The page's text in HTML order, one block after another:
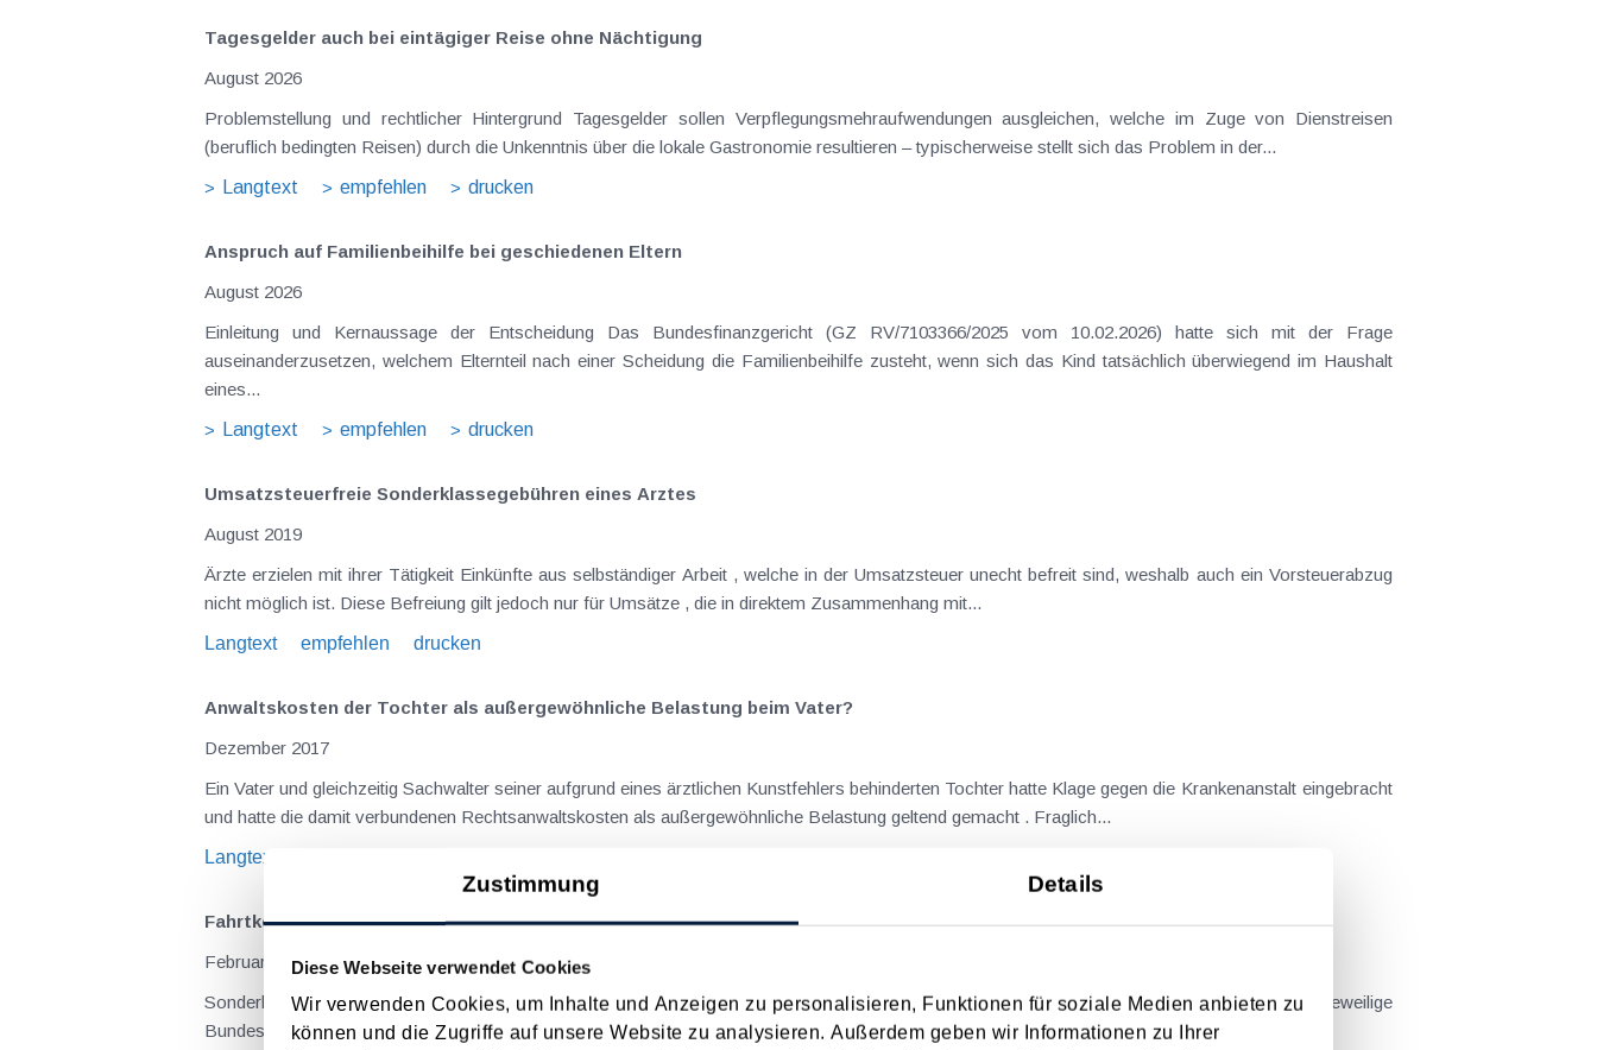
Zustimmung Details
Diese Webseite verwendet Cookies
Wir verwenden Cookies, um Inhalte und Anzeigen zu personalisieren, Funktionen für soziale Medien anbieten zu
können und die Zugriffe auf unsere Website zu analysieren. Außerdem geben wir Informationen zu Ihrer
Tagesgelder auch bei eintägiger Reise ohne Nächtigung
August 2026
Problemstellung und rechtlicher Hintergrund Tagesgelder sollen Verpflegungsmehraufwendungen ausgleichen, welche im Zuge von Dienstreisen
(beruflich bedingten Reisen) durch die Unkenntnis über die lokale Gastronomie resultieren – typischerweise stellt sich das Problem in der...
Langtext
empfehlen drucken
Anspruch auf Familienbeihilfe bei geschiedenen Eltern
August 2026
Einleitung und Kernaussage der Entscheidung Das Bundesfinanzgericht (GZ RV/7103366/2025 vom 10.02.2026) hatte sich mit der Frage
auseinanderzusetzen, welchem Elternteil nach einer Scheidung die Familienbeihilfe zusteht, wenn sich das Kind tatsächlich überwiegend im Haushalt
eines...
Langtext
empfehlen drucken
Umsatzsteuerfreie Sonderklassegebühren eines Arztes
August 2019
Ärzte erzielen mit ihrer Tätigkeit Einkünfte aus selbständiger Arbeit , welche in der Umsatzsteuer unecht befreit sind, weshalb auch ein Vorsteuerabzug
nicht möglich ist. Diese Befreiung gilt jedoch nur für Umsätze , die in direktem Zusammenhang mit...
Langtext
empfehlen drucken
Anwaltskosten der Tochter als außergewöhnliche Belastung beim Vater?
Dezember 2017
Ein Vater und gleichzeitig Sachwalter seiner aufgrund eines ärztlichen Kunstfehlers behinderten Tochter hatte Klage gegen die Krankenanstalt eingebracht
und hatte die damit verbundenen Rechtsanwaltskosten als außergewöhnliche Belastung geltend gemacht . Fraglich...
Langtext
Fahrtkosten bei einem angestellten Arzt mit Sonderklassehonoraren
Februar 2012
Sonderklassegebühren stellen nichtselbständige Einkünfte (automatischer Lohnsteuerabzug durch den Arbeitgeber) dar, wenn nach dem für das jeweilige
Bundesland zur Anwendung gelangenden Krankenanstaltengesetz der Träger der Krankenanstalt verpflichtet ist, die...